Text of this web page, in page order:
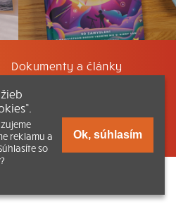
Dokumenty a články
verzia Katechizmu
práva vyhradené
kníhkupectvu Kumran.sk
reklamu a
so
Ok, súhlasím